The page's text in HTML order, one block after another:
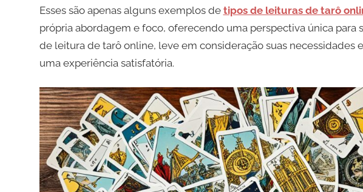
Esses são apenas alguns exemplos de tipos de leituras de tarô
própria abordagem e foco, oferecendo uma perspectiva única para
de leitura de tarô online, leve em consideração suas necessidades
uma experiência satisfatória.